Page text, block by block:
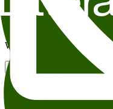
Foredraget er del av serien
Litteraturhuset denne våren.
Wergeland Litteraturhuset
Copy link
Tema: